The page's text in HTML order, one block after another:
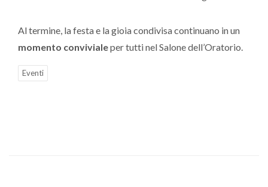
Al termine, la festa e la gioia condivisa continuano in un
momento convivialeper tutti nel Salone dell’Oratorio.
Eventi